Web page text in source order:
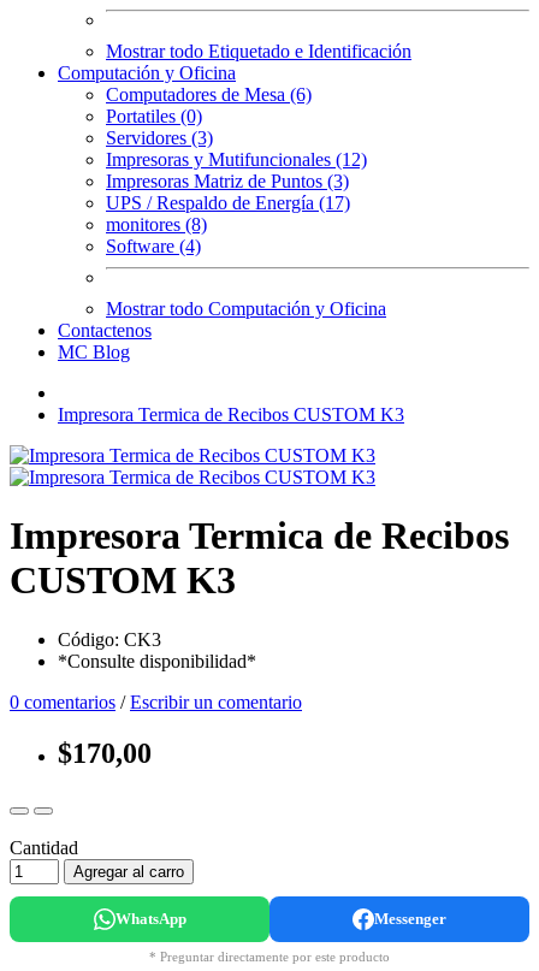
Mostrar todo Etiquetado e Identificación
Computación y Oficina
Computadores de Mesa (6)
Portatiles (0)
Servidores (3)
Impresoras y Mutifuncionales (12)
Impresoras Matriz de Puntos (3)
UPS / Respaldo de Energía (17)
monitores (8)
Software (4)
Mostrar todo Computación y Oficina
Contactenos
MC Blog
Impresora Termica de Recibos CUSTOM K3
Impresora Termica de Recibos
CUSTOM K3
Código: CK3
*Consulte disponibilidad*
0 comentarios /Escribir un comentario
$170,00
Cantidad
Agregar al carro
WhatsApp Messenger
* Preguntar directamente por este producto